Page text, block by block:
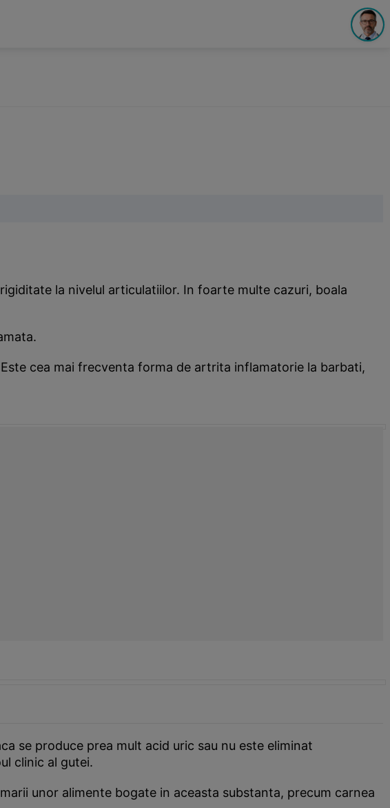
la nivelul articulatiilor. In foarte multe cazuri, boala
cea mai frecventa forma de artrita inflamatorie la barbati,
se produce prea mult acid uric sau nu este eliminat
clinic al gutei.
unor alimente bogate in aceasta substanta, precum carnea